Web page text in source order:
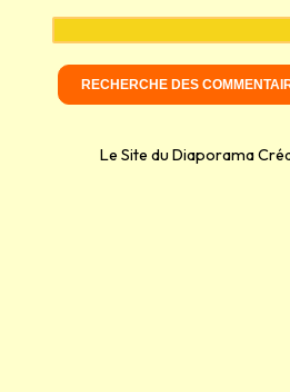
Le Site du Diaporama